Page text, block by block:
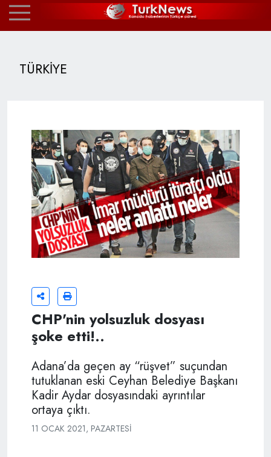
TÜRKİYE
CHP'nin yolsuzluk dosyası
şoke etti!..
Adana’da geçen ay “rüşvet” suçundan
tutuklanan eski Ceyhan Belediye Başkanı
Kadir Aydar dosyasındaki ayrıntılar
ortaya çıktı.
11 OCAK 2021, PAZARTESI